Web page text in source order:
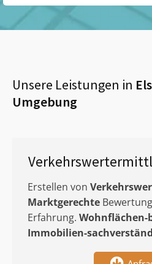
Unsere Leistungen in
Umgebung
Erstellen von
Marktgerechte
Erfahrung. Wohnflächen-
Immobilien-